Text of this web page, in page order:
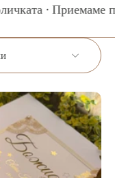
· Приемаме